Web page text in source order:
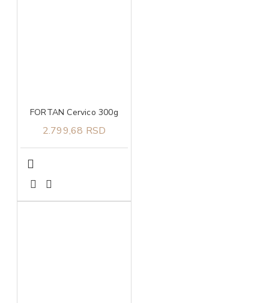
FORTAN Cervico 300g
2.799,68 RSD